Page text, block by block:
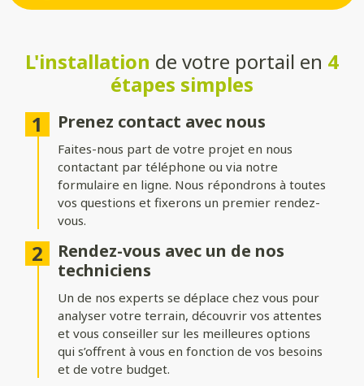
Choisissez le système d’ouverture qui convient au mieux à votre
Battant: idéal pour les larges entrées, avec une ouverture
classique à deux vantaux.
optimise le dégagement latéral.
Coulissant autoportant: sans rail au sol, il assure un
fonctionnement fluide et une esthétique épurée.
Formes du portail
Ajoutez du style à votre entrée avec différentes formes de
portails :
dynamique.
Bombé ou bombé inversé: des courbes élégantes pour un
effet plus traditionnel.
Chapeau de gendarme ou chapeau de gendarme inversé
L'installation de votre portail en 4
étapes simples
Prenez contact avec nous
Faites-nous part de votre projet en nous
contactant par téléphone ou via notre
formulaire en ligne. Nous répondrons à toutes
vos questions et fixerons un premier rendez-
vous.
Rendez-vous avec un de nos
techniciens
Un de nos experts se déplace chez vous pour
analyser votre terrain, découvrir vos attentes
et vous conseiller sur les meilleures options
qui s’offrent à vous en fonction de vos besoins
et de votre budget.